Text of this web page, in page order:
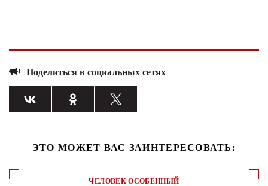
Поделиться в социальных сетях
ЭТО МОЖЕТ ВАС ЗАИНТЕРЕСОВАТЬ:
ЧЕЛОВЕК ОСОБЕННЫЙ